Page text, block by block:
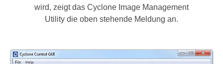
wird, zeigt das Cyclone Image Management
Utility die oben stehende Meldung an.